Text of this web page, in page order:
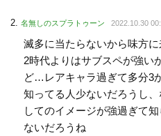
名無しのスプラトゥーン 2022.10.30
滅多に当たらないから味方に
2時代よりはサブスペが強い
ど…レアキャラ過ぎて多分3
知ってる人少ないだろうし
してのイメージが強過ぎて
ないだろうね